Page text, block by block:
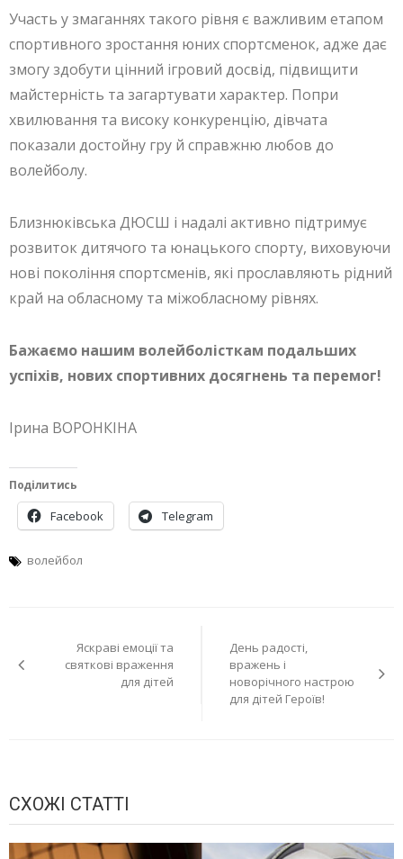
Участь у змаганнях такого рівня є важливим етапом
спортивного зростання юних спортсменок, адже дає
змогу здобути цінний ігровий досвід, підвищити
майстерність та загартувати характер. Попри
хвилювання та високу конкуренцію, дівчата
показали достойну гру й справжню любов до
волейболу.
Близнюківська ДЮСШ і надалі активно підтримує
розвиток дитячого та юнацького спорту, виховуючи
нові покоління спортсменів, які прославляють рідний
край на обласному та міжобласному рівнях.
Бажаємо нашим волейболісткам подальших
успіхів, нових спортивних досягнень та перемог!
Ірина ВОРОНКІНА
Поділитись
Facebook Telegram
волейбол
записів
Яскраві емоції та
святкові враження
для дітей
День радості,
вражень і
новорічного настрою
для дітей Героїв!
СХОЖІ СТАТТІ